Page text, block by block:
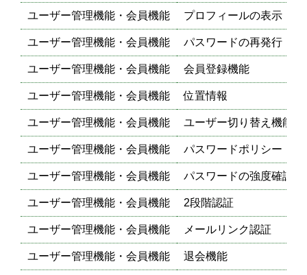
ユーザー管理機能・会員機能 プロフィールの表示
ユーザー管理機能・会員機能 パスワードの再発行
ユーザー管理機能・会員機能 会員登録機能
ユーザー管理機能・会員機能 位置情報
ユーザー管理機能・会員機能 ユーザー切り替え機能
ユーザー管理機能・会員機能 パスワードポリシー
ユーザー管理機能・会員機能 パスワードの強度確認機
ユーザー管理機能・会員機能 2段階認証
ユーザー管理機能・会員機能 メールリンク認証
ユーザー管理機能・会員機能 退会機能